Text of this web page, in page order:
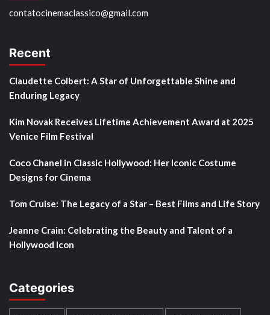
contatocinemaclassico@gmail.com
Recent
Claudette Colbert: A Star of Unforgettable Shine and
Enduring Legacy
Kim Novak Receives Lifetime Achievement Award at 2025
Venice Film Festival
Coco Chanel in Classic Hollywood: Her Iconic Costume
Designs for Cinema
Tom Cruise: The Legacy of a Star – Best Films and Life Story
Jeanne Crain: Celebrating the Beauty and Talent of a
Hollywood Icon
Categories